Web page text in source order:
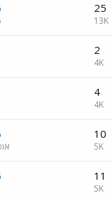
25
13K
2
4K
4
4K
10
5K
11
5K